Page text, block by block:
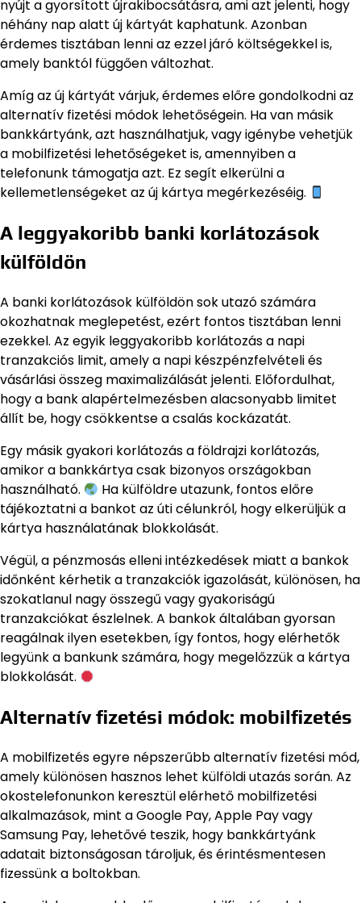
nyújt a gyorsított újrakibocsátásra, ami azt jelenti, hogy
néhány nap alatt új kártyát kaphatunk. Azonban
érdemes tisztában lenni az ezzel járó költségekkel is,
amely banktól függően változhat.
Amíg az új kártyát várjuk, érdemes előre gondolkodni az
alternatív fizetési módok lehetőségein. Ha van másik
bankkártyánk, azt használhatjuk, vagy igénybe vehetjük
a mobilfizetési lehetőségeket is, amennyiben a
telefonunk támogatja azt. Ez segít elkerülni a
kellemetlenségeket az új kártya megérkezéséig.
A leggyakoribb banki korlátozások
külföldön
A banki korlátozások külföldön sok utazó számára
okozhatnak meglepetést, ezért fontos tisztában lenni
ezekkel. Az egyik leggyakoribb korlátozás a napi
tranzakciós limit, amely a napi készpénzfelvételi és
vásárlási összeg maximalizálását jelenti. Előfordulhat,
hogy a bank alapértelmezésben alacsonyabb limitet
állít be, hogy csökkentse a csalás kockázatát.
Egy másik gyakori korlátozás a földrajzi korlátozás,
amikor a bankkártya csak bizonyos országokban
használható.
Ha külföldre utazunk, fontos előre
tájékoztatni a bankot az úti célunkról, hogy elkerüljük a
kártya használatának blokkolását.
Végül, a pénzmosás elleni intézkedések miatt a bankok
időnként kérhetik a tranzakciók igazolását, különösen, ha
szokatlanul nagy összegű vagy gyakoriságú
tranzakciókat észlelnek. A bankok általában gyorsan
reagálnak ilyen esetekben, így fontos, hogy elérhetők
legyünk a bankunk számára, hogy megelőzzük a kártya
blokkolását.
Alternatív fizetési módok: mobilfizetés
A mobilfizetés egyre népszerűbb alternatív fizetési mód,
amely különösen hasznos lehet külföldi utazás során. Az
okostelefonunkon keresztül elérhető mobilfizetési
alkalmazások, mint a Google Pay, Apple Pay vagy
Samsung Pay, lehetővé teszik, hogy bankkártyánk
adatait biztonságosan tároljuk, és érintésmentesen
fizessünk a boltokban.